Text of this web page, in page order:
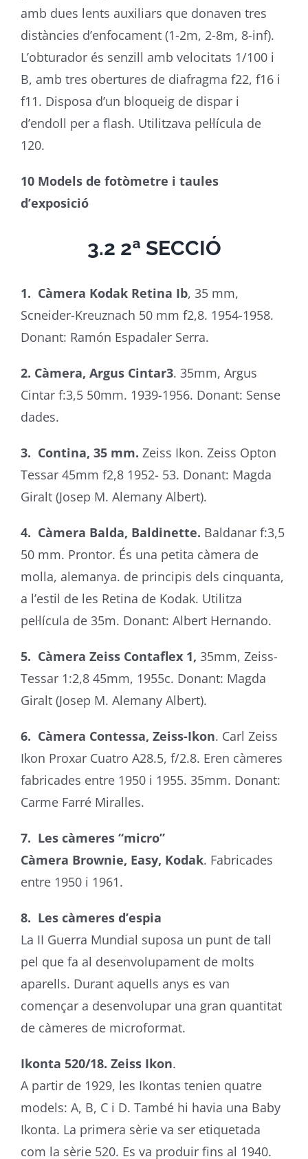
amb dues lents auxiliars que donaven tres
distàncies d’enfocament (1-2m, 2-8m, 8-inf).
L’obturador és senzill amb velocitats 1/100 i
B, amb tres obertures de diafragma f22, f16 i
f11. Disposa d’un bloqueig de dispar i
d’endoll per a flash. Utilitzava pel·lícula de
120.
10 Models de fotòmetre i taules
d’exposició
3.2 2ª SECCIÓ
1. Càmera Kodak Retina Ib, 35 mm,
Scneider-Kreuznach 50 mm f2,8. 1954-1958.
Donant: Ramón Espadaler Serra.
2. Càmera, Argus Cintar3. 35mm, Argus
Cintar f:3,5 50mm. 1939-1956. Donant: Sense
dades.
3. Contina, 35 mm. Zeiss Ikon. Zeiss Opton
Tessar 45mm f2,8 1952- 53. Donant: Magda
Giralt (Josep M. Alemany Albert).
4. Càmera Balda, Baldinette. Baldanar f:3,5
50 mm. Prontor. És una petita càmera de
molla, alemanya. de principis dels cinquanta,
a l’estil de les Retina de Kodak. Utilitza
pel·lícula de 35m. Donant: Albert Hernando.
5. Càmera Zeiss Contaflex 1, 35mm, Zeiss-
Tessar 1:2,8 45mm, 1955c. Donant: Magda
Giralt (Josep M. Alemany Albert).
6. Càmera Contessa, Zeiss-Ikon. Carl Zeiss
Ikon Proxar Cuatro A28.5, f/2.8. Eren càmeres
fabricades entre 1950 i 1955. 35mm. Donant:
Carme Farré Miralles.
7. Les càmeres “micro”
Càmera Brownie, Easy, Kodak. Fabricades
entre 1950 i 1961.
8. Les càmeres d’espia
La II Guerra Mundial suposa un punt de tall
pel que fa al desenvolupament de molts
aparells. Durant aquells anys es van
començar a desenvolupar una gran quantitat
de càmeres de microformat.
Ikonta 520/18. Zeiss Ikon.
A partir de 1929, les Ikontas tenien quatre
models: A, B, C i D. També hi havia una Baby
Ikonta. La primera sèrie va ser etiquetada
com la sèrie 520. Es va produir fins al 1940.